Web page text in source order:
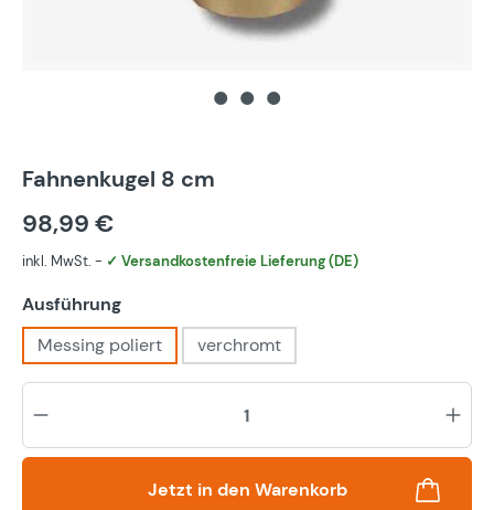
Fahnenkugel 8 cm
98,99 €
inkl. MwSt. - ✓ Versandkostenfreie Lieferung (DE)
Ausführungauswählen
Messing poliert
verchromt
Jetzt in den Warenkorb